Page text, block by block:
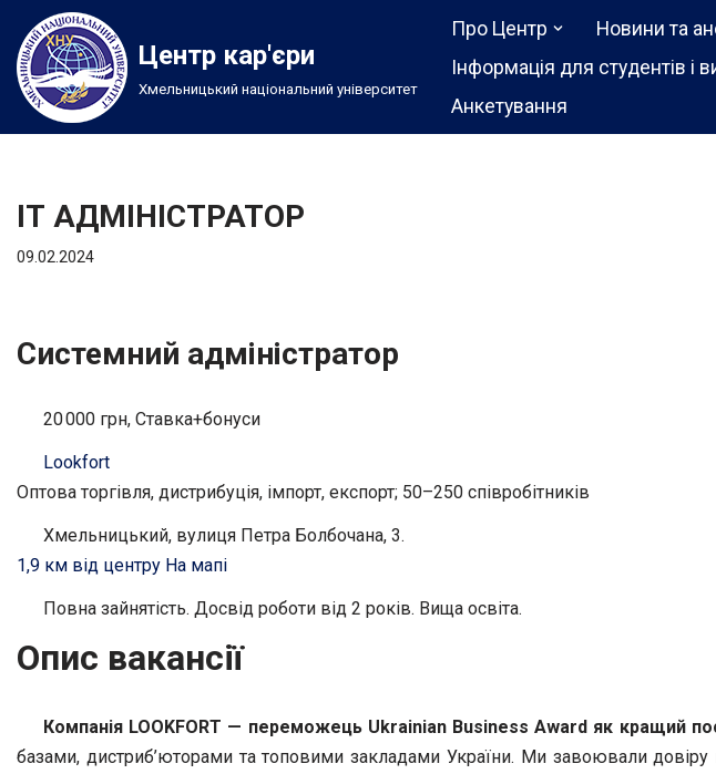
Перейти
до
вмісту
Центр кар'єри
Хмельницький національний університет
Про Центр Новини та
Інформація для студентів і
Анкетування
ІТ АДМІНІСТРАТОР
09.02.2024
Системний адміністратор
20 000 грн, Ставка+бонуси
Lookfort
Оптова торгівля, дистрибуція, імпорт, експорт; 50–250 співробітників
Хмельницький, вулиця Петра Болбочана, 3.
1,9 км від центру На мапі
Повна зайнятість. Досвід роботи від 2 років. Вища освіта.
Опис вакансії
Компанія LOOKFORT — переможець Ukrainian Business Award як кращий
базами, дистриб’юторами та топовими закладами України. Ми завоювали